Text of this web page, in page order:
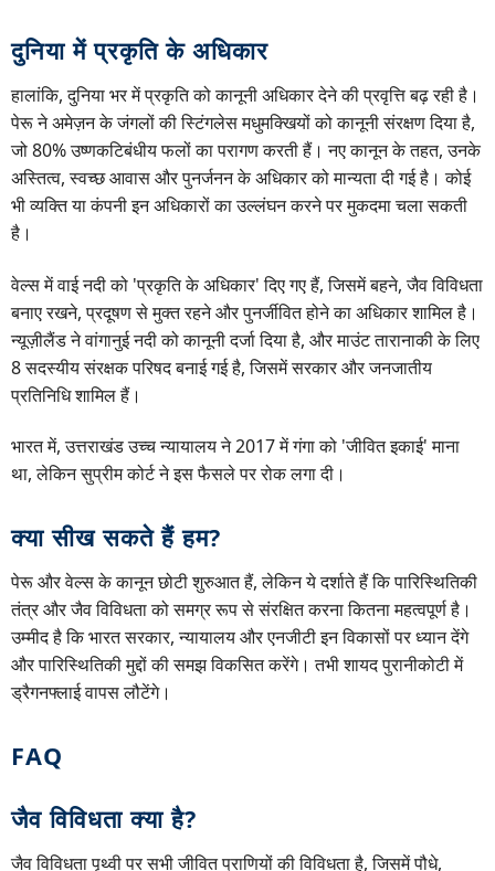
दुनिया में प्रकृति के अधिकार
हालांकि, दुनिया भर में प्रकृति को कानूनी अधिकार देने की प्रवृत्ति बढ़ रही है।
पेरू ने अमेज़न के जंगलों की स्टिंगलेस मधुमक्खियों को कानूनी संरक्षण दिया है,
जो 80% उष्णकटिबंधीय फलों का परागण करती हैं। नए कानून के तहत, उनके
अस्तित्व, स्वच्छ आवास और पुनर्जनन के अधिकार को मान्यता दी गई है। कोई
भी व्यक्ति या कंपनी इन अधिकारों का उल्लंघन करने पर मुकदमा चला सकती
है।
वेल्स में वाई नदी को 'प्रकृति के अधिकार' दिए गए हैं, जिसमें बहने, जैव विविधता
बनाए रखने, प्रदूषण से मुक्त रहने और पुनर्जीवित होने का अधिकार शामिल है।
न्यूज़ीलैंड ने वांगानुई नदी को कानूनी दर्जा दिया है, और माउंट तारानाकी के लिए
8 सदस्यीय संरक्षक परिषद बनाई गई है, जिसमें सरकार और जनजातीय
प्रतिनिधि शामिल हैं।
भारत में, उत्तराखंड उच्च न्यायालय ने 2017 में गंगा को 'जीवित इकाई' माना
था, लेकिन सुप्रीम कोर्ट ने इस फैसले पर रोक लगा दी।
क्या सीख सकते हैं हम?
पेरू और वेल्स के कानून छोटी शुरुआत हैं, लेकिन ये दर्शाते हैं कि पारिस्थितिकी
तंत्र और जैव विविधता को समग्र रूप से संरक्षित करना कितना महत्वपूर्ण है।
उम्मीद है कि भारत सरकार, न्यायालय और एनजीटी इन विकासों पर ध्यान देंगे
और पारिस्थितिकी मुद्दों की समझ विकसित करेंगे। तभी शायद पुरानीकोटी में
ड्रैगनफ्लाई वापस लौटेंगे।
FAQ
जैव विविधता क्या है?
जैव विविधता पृथ्वी पर सभी जीवित प्राणियों की विविधता है, जिसमें पौधे,